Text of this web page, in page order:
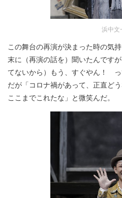
浜中文
この舞台の再演が決まった時の気
末に（再演の話を）聞いたんです
てないから）もう、すぐやん！ っ
だが「コロナ禍があって、正直ど
ここまでこれたな」と微笑んだ。